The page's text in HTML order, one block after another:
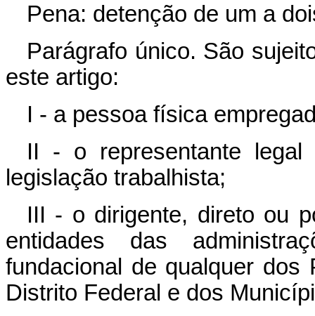
Pena: detenção de um a
Parágrafo único. São
este artigo:
I - a pessoa física
II - o representante legal
legislação trabalhista;
III - o dirigente, direto ou
entidades das
fundacional de qualquer
Distrito Federal e dos